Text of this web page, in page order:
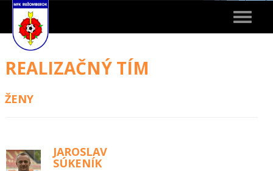
Toggle
REALIZAČNÝ TÍM
ŽENY
JAROSLAV
SÚKENÍK